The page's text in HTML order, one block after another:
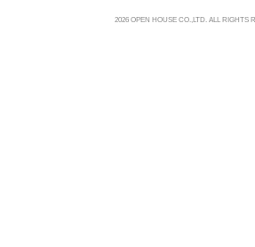
2026 OPEN HOUSE CO.,LTD. ALL RIGHTS